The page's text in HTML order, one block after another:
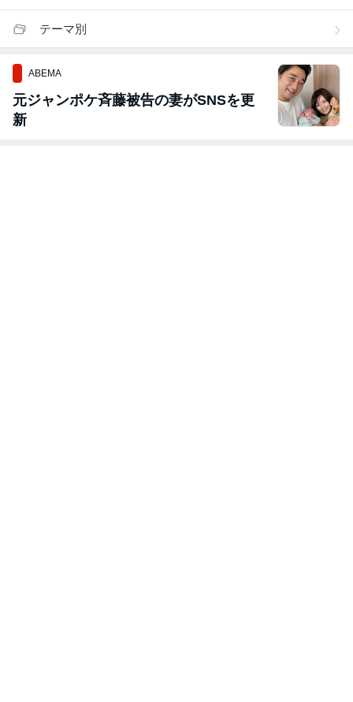
テーマ別
ABEMA
元ジャンポケ斉藤被告の妻がSNSを更
新